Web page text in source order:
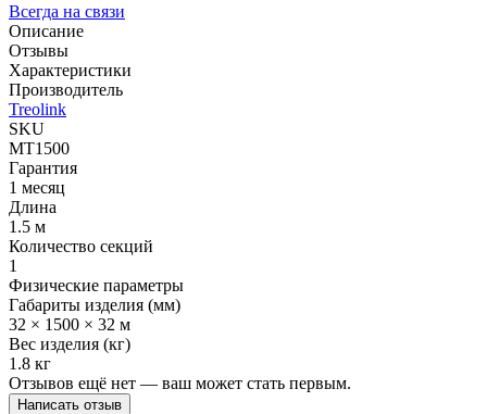
Всегда на связи
Описание
Отзывы
Характеристики
Производитель
Treolink
SKU
MT1500
Гарантия
1 месяц
Длина
1.5 м
Количество секций
1
Физические параметры
Габариты изделия (мм)
32 × 1500 × 32 м
Вес изделия (кг)
1.8 кг
Отзывов ещё нет — ваш может стать первым.
Написать отзыв